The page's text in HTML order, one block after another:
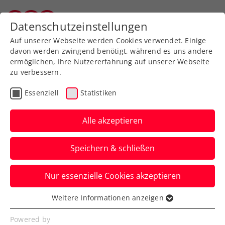
Rollstuhltennis
Belek Open: Turniersieg
für Taucher in Antalya
Während das Turnierjahr langsam in die
Zielgerade einbiegt, spielt ÖTV-Youngster
Taucher groß auf.
Verfasst von: Stefan Schuh, 04.12.2023
Datenschutzeinstellungen
Auf unserer Webseite werden Cookies verwendet. Einige
davon werden zwingend benötigt, während es uns andere
ermöglichen, Ihre Nutzererfahrung auf unserer Webseite
zu verbessern.
Essenziell Statistiken
Alle akzeptieren
Speichern & schließen
Nur essenzielle Cookies akzeptieren
Essenziell
Essenzielle Cookies werden für grundlegende
Weitere Informationen anzeigen
Powered by